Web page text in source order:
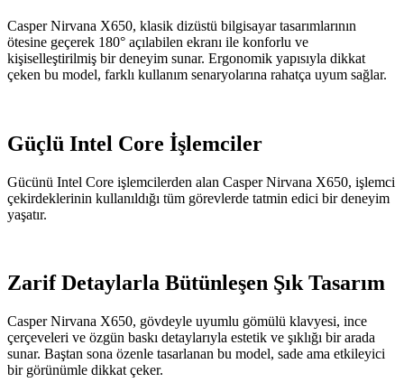
Casper Nirvana X650, klasik dizüstü bilgisayar tasarımlarının
ötesine geçerek 180° açılabilen ekranı ile konforlu ve
kişiselleştirilmiş bir deneyim sunar. Ergonomik yapısıyla dikkat
çeken bu model, farklı kullanım senaryolarına rahatça uyum sağlar.
Güçlü Intel Core İşlemciler
Gücünü Intel Core işlemcilerden alan Casper Nirvana X650, işlemci
çekirdeklerinin kullanıldığı tüm görevlerde tatmin edici bir deneyim
yaşatır.
Zarif Detaylarla Bütünleşen Şık Tasarım
Casper Nirvana X650, gövdeyle uyumlu gömülü klavyesi, ince
çerçeveleri ve özgün baskı detaylarıyla estetik ve şıklığı bir arada
sunar. Baştan sona özenle tasarlanan bu model, sade ama etkileyici
bir görünümle dikkat çeker.